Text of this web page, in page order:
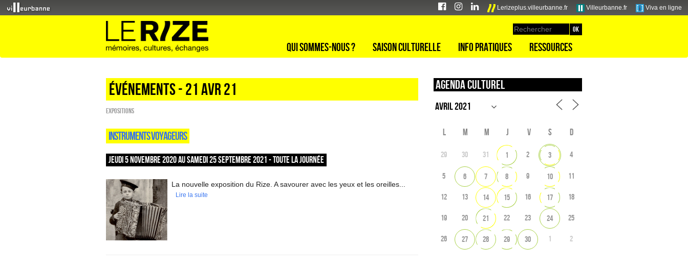
Lerizeplus.villeurbanne.fr Villeurbanne.fr Viva en ligne
Qui sommes-nous ? Saison culturelle Info pratiques Ressources
Événements - 21 Avr 21
EXPOSITIONS
INSTRUMENTS VOYAGEURS
JEUDI 5 NOVEMBRE 2020 AU SAMEDI 25 SEPTEMBRE 2021 - TOUTE LA JOURNÉE
La nouvelle exposition du Rize. A savourer avec les yeux et les oreilles...
Lire la suite
Agenda culturel
L M M J V S D
29 30 31 1 2 3 4
5 6 7 8 9 10 11
12 13 14 15 16 17 18
19 20 21 22 23 24 25
26 27 28 29 30 1 2